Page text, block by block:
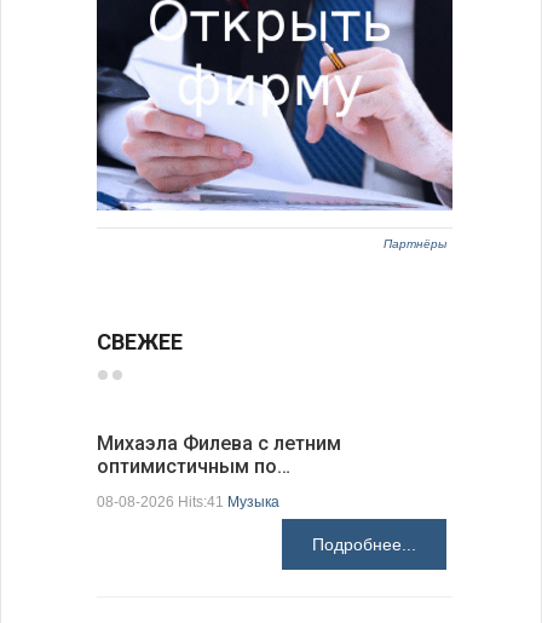
Партнёры
СВЕЖЕЕ
Михаэла Филева с летним
оптимистичным по…
08-08-2026 Hits:41 Музыка
Подробнее...